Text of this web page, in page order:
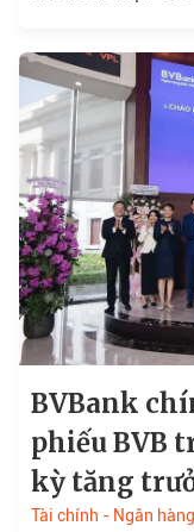
BVBank
phiếu BVB
kỳ tăng
Tài chính - Ngân hàng